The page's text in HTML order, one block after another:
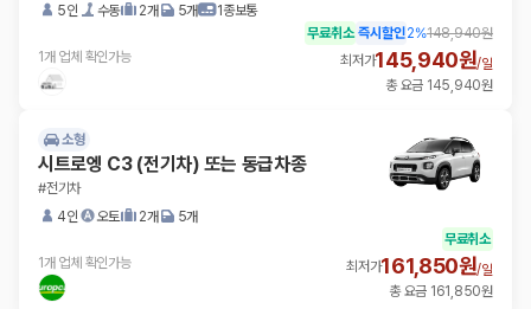
5인 수동 2개 5개 1종보통
1개 업체 확인가능
무료취소 즉시할인2%148,940원
최저가145,940원/일
총 요금 145,940원
소형
시트로엥 C3 (전기차) 또는 동급차종
#전기차
4인
오토 2개 5개
1개 업체 확인가능
무료취소
최저가161,850원/일
총 요금 161,850원